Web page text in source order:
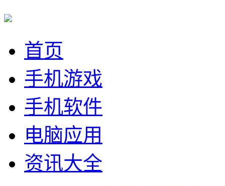
首页
手机游戏
手机软件
电脑应用
资讯大全